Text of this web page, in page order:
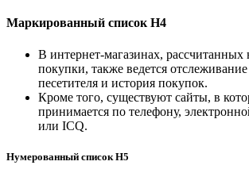
Маркированный список H4
В интернет-магазинах, рассчитанных
покупки, также ведется отслеживание
песетителя и история покупок.
Кроме того, существуют сайты, в
принимается по телефону,
или ICQ.
Нумерованный список H5